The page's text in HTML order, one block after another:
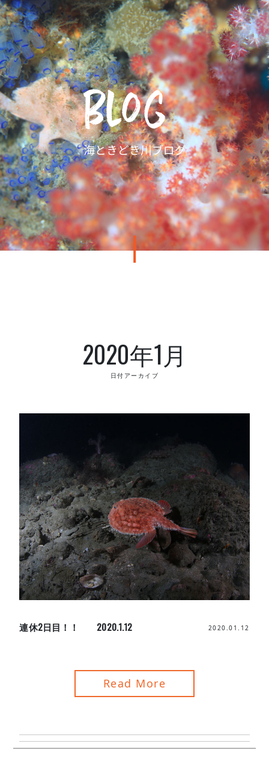
2020年1月
日付アーカイブ
連休2日目！！ 2020.1.12 2020.01.12
Read More